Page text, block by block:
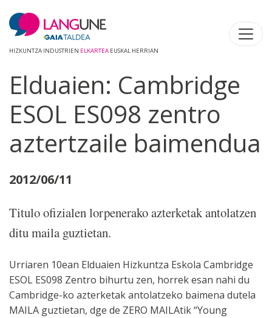
HIZKUNTZA INDUSTRIEN ELKARTEA EUSKAL HERRIAN
Elduaien: Cambridge
ESOL ES098 zentro
aztertzaile baimendua
2012/06/11
Titulo ofizialen lorpenerako azterketak antolatzen
ditu maila guztietan.
Urriaren 10ean Elduaien Hizkuntza Eskola Cambridge
ESOL ES098 Zentro bihurtu zen, horrek esan nahi du
Cambridge-ko azterketak antolatzeko baimena dutela
MAILA guztietan, dge de ZERO MAILAtik “Young